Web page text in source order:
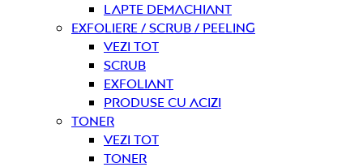
Lapte demachiant
Exfoliere / Scrub / Peeling
Vezi tot
Scrub
Exfoliant
Produse cu acizi
Toner
Vezi tot
Toner